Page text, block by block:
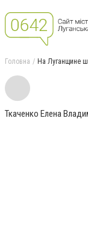
Головна На Луганщине
Ткаченко Елена